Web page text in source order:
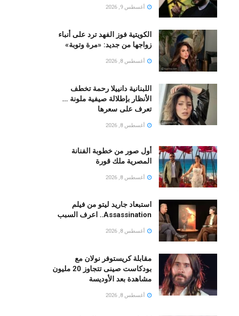
أغسطس 9, 2026
الكويتية فوز الفهد ترد على أنباء
زواجها من جديد: «مرة وتوبة» ‏
أغسطس 8, 2026
اللبنانية دانييلا رحمة تخطف
الأنظار بإطلالة صيفية ملونة …
تعرف على سعرها
أغسطس 8, 2026
أول صور من خطوبة الفنانة
المصرية ملك قورة
أغسطس 8, 2026
استبعاد جاريد ليتو من فيلم
Assassination.. اعرف السبب
أغسطس 8, 2026
مقابلة كريستوفر نولان مع
بودكاست صينى تتجاوز 20 مليون
مشاهدة بعد الأوديسة
أغسطس 8, 2026